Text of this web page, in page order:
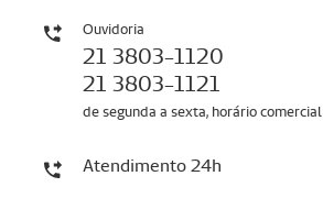
Ouvidoria
21 3803-1120
21 3803-1121
de segunda a sexta, horário comercial
Atendimento 24h